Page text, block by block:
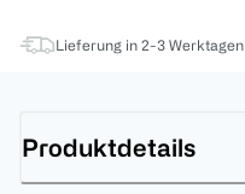
Lieferung in 2-3 Werktagen
Produktdetails